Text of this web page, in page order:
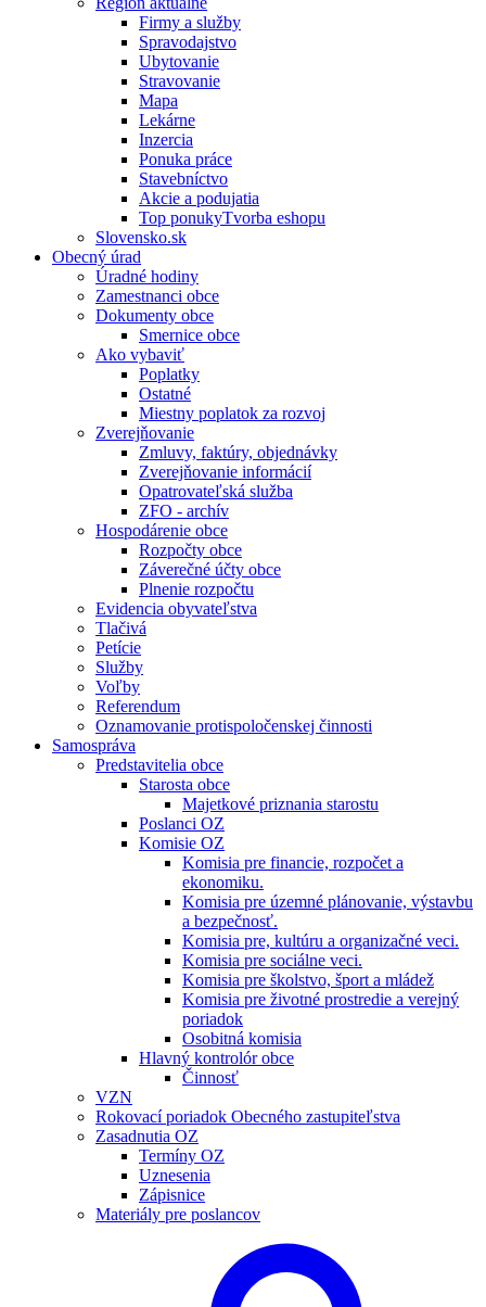
Firmy a služby
Spravodajstvo
Ubytovanie
Stravovanie
Mapa
Lekárne
Inzercia
Ponuka práce
Stavebníctvo
Akcie a podujatia
Top ponukyTvorba eshopu
Slovensko.sk
Obecný úrad
Úradné hodiny
Zamestnanci obce
Dokumenty obce
Smernice obce
Ako vybaviť
Poplatky
Ostatné
Miestny poplatok za rozvoj
Zverejňovanie
Zmluvy, faktúry, objednávky
Zverejňovanie informácií
Opatrovateľská služba
ZFO - archív
Hospodárenie obce
Rozpočty obce
Záverečné účty obce
Plnenie rozpočtu
Evidencia obyvateľstva
Tlačivá
Petície
Služby
Voľby
Referendum
Oznamovanie protispoločenskej činnosti
Samospráva
Predstavitelia obce
Starosta obce
Majetkové priznania starostu
Poslanci OZ
Komisie OZ
Komisia pre financie, rozpočet a
ekonomiku.
Komisia pre územné plánovanie, výstavbu
a bezpečnosť.
Komisia pre, kultúru a organizačné veci.
Komisia pre sociálne veci.
Komisia pre školstvo, šport a mládež
Komisia pre životné prostredie a verejný
poriadok
Osobitná komisia
Hlavný kontrolór obce
Činnosť
VZN
Rokovací poriadok Obecného zastupiteľstva
Zasadnutia OZ
Termíny OZ
Uznesenia
Zápisnice
Materiály pre poslancov